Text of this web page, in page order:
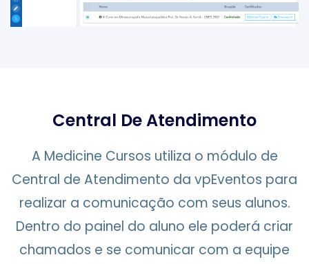
Central De Atendimento
A Medicine Cursos utiliza o módulo de
Central de Atendimento da vpEventos para
realizar a comunicação com seus alunos.
Dentro do painel do aluno ele poderá criar
chamados e se comunicar com a equipe